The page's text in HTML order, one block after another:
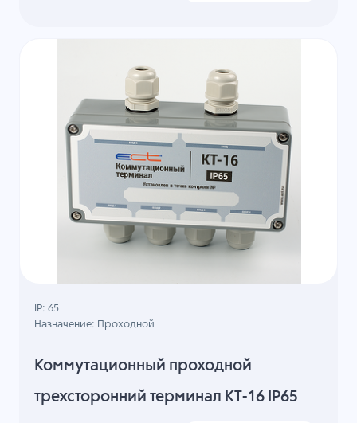
Коммутационный проходной
трехсторонний терминал КТ-16 IP65
IP: 65
Назначение: Проходной